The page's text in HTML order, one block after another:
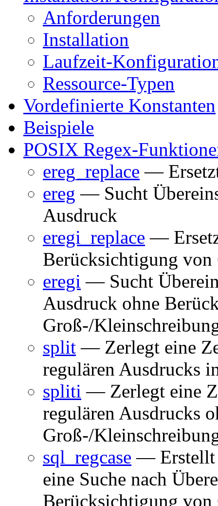
Anforderungen
Installation
Laufzeit-
Ressource-Typen
Vordefinierte Konstanten
Beispiele
POSIX Regex-
ereg_replace —
ereg — Sucht
Ausdruck
eregi_replace —
Berücksichtigung
eregi — Sucht
Ausdruck ohne
Groß-/
split — Zerlegt eine
regulären Ausdrucks
spliti — Zerlegt eine
regulären Ausdrucks
Groß-/
sql_regcase — Erstellt
eine Suche nach
Berücksichtigung